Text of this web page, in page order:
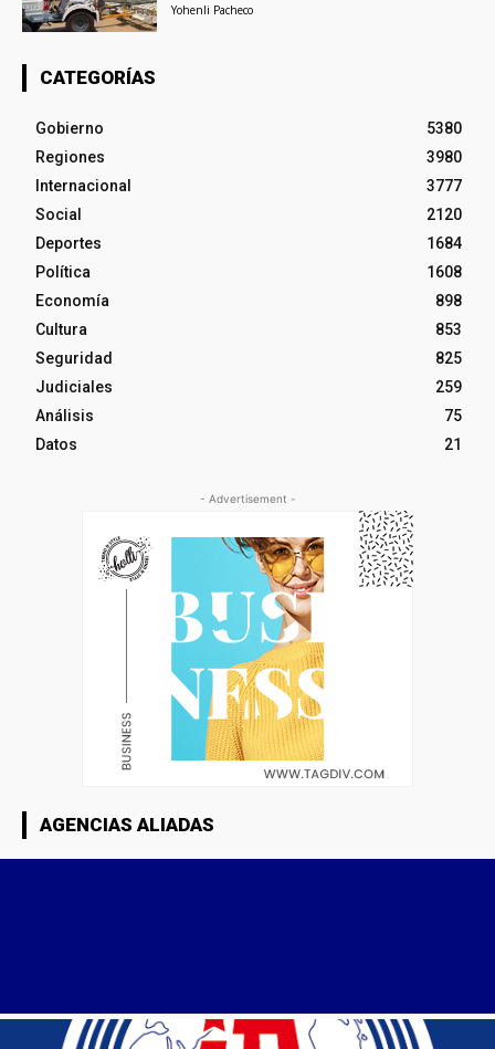
Yohenli Pacheco
CATEGORÍAS
Gobierno
5380
Regiones
3980
Internacional
3777
Social
2120
Deportes
1684
Política
1608
Economía
898
Cultura
853
Seguridad
825
Judiciales
259
Análisis
75
Datos
21
- Advertisement -
AGENCIAS ALIADAS